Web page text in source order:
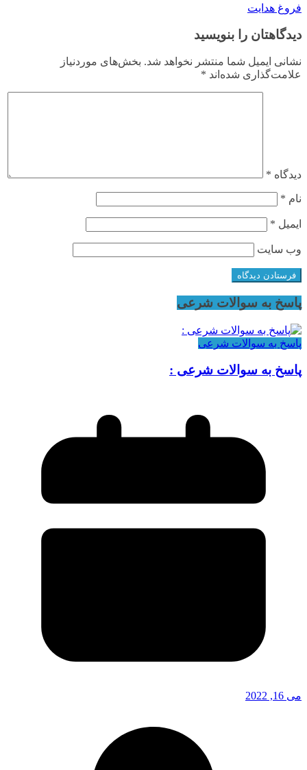
فروغ هدایت
دیدگاهتان را بنویسید
نشانی ایمیل شما منتشر نخواهد شد. بخش‌های موردنیاز
علامت‌گذاری شده‌اند *
دیدگاه *
نام *
ایمیل *
وب‌ سایت
پاسخ به سوالات شرعی
پاسخ به سوالات شرعی
پاسخ به سوالات شرعی :
می 16, 2022